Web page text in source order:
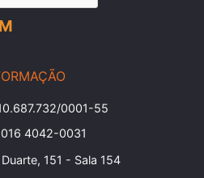
0001-55
4042-0031
151 - Sala 154